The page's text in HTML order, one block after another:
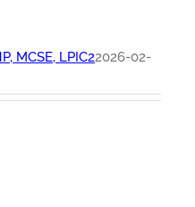
MCSE, LPIC22026-02-